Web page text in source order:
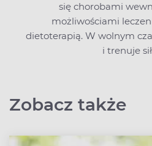
się chorobami
możliwościami
dietoterapią. W wolnym
i trenuje
Zobacz także